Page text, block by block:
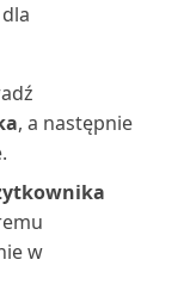
, a następnie
w